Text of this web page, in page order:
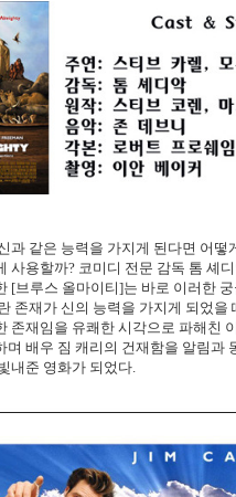
과 같은 능력을 가지게 된다면 어떻
사용할까? 코미디 전문 감독 톰 셰
[브루스 올마이티]는 바로 이러한
존재가 신의 능력을 가지게 되었을
존재임을 유쾌한 시각으로 파해친
며 배우 짐 캐리의 건재함을 알림과
내준 영화가 되었다.